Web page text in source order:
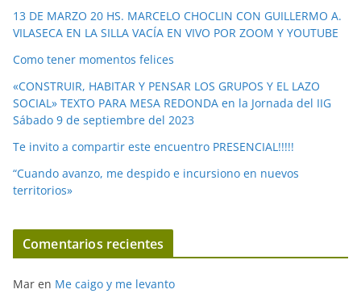
e
o
13 DE MARZO 20 HS. MARCELO CHOCLIN CON GUILLERMO A.
VILASECA EN LA SILLA VACÍA EN VIVO POR ZOOM Y YOUTUBE
Como tener momentos felices
«CONSTRUIR, HABITAR Y PENSAR LOS GRUPOS Y EL LAZO
SOCIAL» TEXTO PARA MESA REDONDA en la Jornada del IIG
Sábado 9 de septiembre del 2023
Te invito a compartir este encuentro PRESENCIAL!!!!!
“Cuando avanzo, me despido e incursiono en nuevos
territorios»
Comentarios recientes
Mar en Me caigo y me levanto